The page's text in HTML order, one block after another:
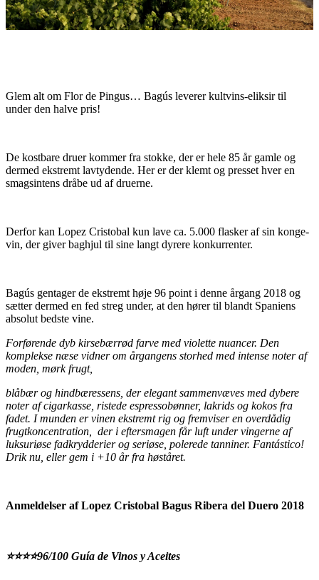
Glem alt om Flor de Pingus… Bagús leverer kultvins-eliksir til
under den halve pris!
De kostbare druer kommer fra stokke, der er hele 85 år gamle og
dermed ekstremt lavtydende. Her er der klemt og presset hver en
smagsintens dråbe ud af druerne.
Derfor kan Lopez Cristobal kun lave ca. 5.000 flasker af sin konge-
vin, der giver baghjul til sine langt dyrere konkurrenter.
Bagús gentager de ekstremt høje 96 point i denne årgang 2018 og
sætter dermed en fed streg under, at den hører til blandt Spaniens
absolut bedste vine.
Forførende dyb kirsebærrød farve med violette nuancer. Den
komplekse næse vidner om årgangens storhed med intense noter af
moden, mørk frugt,
blåbær og hindbæressens, der elegant sammenvæves med dybere
noter af cigarkasse, ristede espressobønner, lakrids og kokos fra
fadet. I munden er vinen ekstremt rig og fremviser en overdådig
frugtkoncentration,
der i eftersmagen får luft under vingerne af
luksuriøse fadkrydderier og seriøse, polerede tanniner. Fantástico!
Drik nu, eller gem i +10 år fra høståret.
Anmeldelser af Lopez Cristobal Bagus Ribera del Duero 2018
⭐️⭐️⭐️⭐️96/100 Guía de Vinos y Aceites